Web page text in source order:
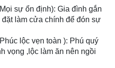
sự ổn định): Gia đình gắn
làm cửa chính để đón sự
lộc vẹn toàn ): Phú quý
vọng ,lộc làm ăn nên ngồi